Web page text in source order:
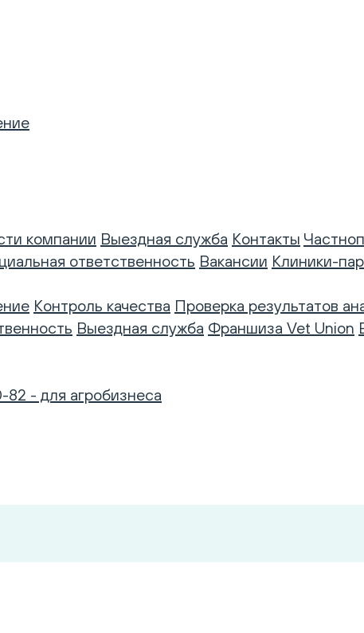
компании Выездная служба Контакты
ответственность Вакансии Клиники-
Контроль качества Проверка результатов
Выездная служба Франшиза Vet Union
82 - для агробизнеса